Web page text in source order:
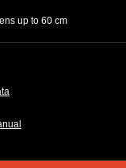
up to 60 cm